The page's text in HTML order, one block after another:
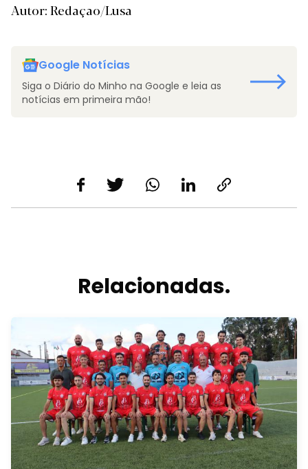
Autor: Redaçao/Lusa
Google Notícias
Siga o Diário do Minho na Google e leia as
notícias em primeira mão!
Relacionadas.